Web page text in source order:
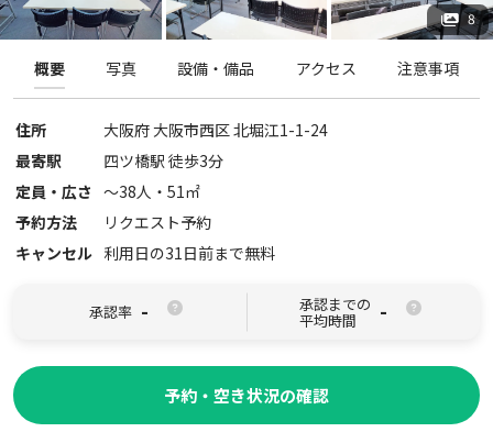
8
概要 写真 設備・備品 アクセス 注意事項
住所 大阪府大阪市西区北堀江1-1-24
最寄駅
四ツ橋駅 徒歩3分
定員・広さ 〜38人・ 51㎡
予約方法
リクエスト予約
キャンセル 利用日の31日前まで無料
承認率 - 承認までの
平均時間 -
予約・空き状況の確認